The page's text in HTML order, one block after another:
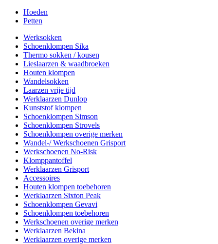
Hoeden
Petten
Werksokken
Schoenklompen Sika
Thermo sokken / kousen
Lieslaarzen & waadbroeken
Houten klompen
Wandelsokken
Laarzen vrije tijd
Werklaarzen Dunlop
Kunststof klompen
Schoenklompen Simson
Schoenklompen Strovels
Schoenklompen overige merken
Wandel-/ Werkschoenen Grisport
Werkschoenen No-Risk
Klomppantoffel
Werklaarzen Grisport
Accessoires
Houten klompen toebehoren
Werklaarzen Sixton Peak
Schoenklompen Gevavi
Schoenklompen toebehoren
Werkschoenen overige merken
Werklaarzen Bekina
Werklaarzen overige merken